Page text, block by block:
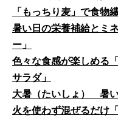
「もっちり麦」で食物
暑い日の栄養補給とミ
ー」
色々な食感が楽しめる
サラダ」
大暑（たいしょ） 暑
火を使わず混ぜるだけ